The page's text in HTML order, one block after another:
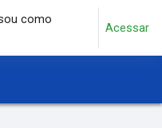
como
Acessar